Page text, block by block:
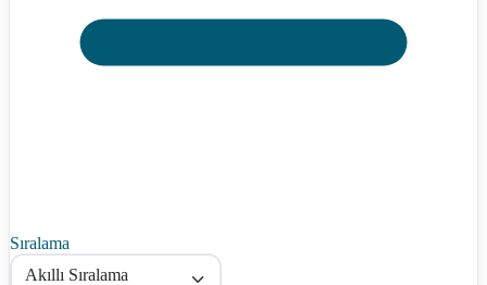
Sıralama
Akıllı Sıralama